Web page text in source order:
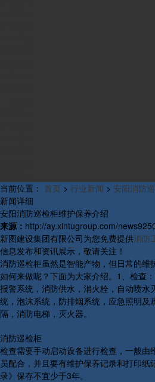
当前位置： 首页 > 行业新闻 > 安阳消防
新闻详细
安阳消防巡检柜维护保养介绍
来源： http://ay.xintugroup.com/
新图建设集团有限公司为您免费提供消防
信息发布和资讯展示，敬请关注！
消防巡检柜虽然是智能产物，但日常的维
如何来做呢？下面为大家介绍。1、检查
报警系统，消防供水，消火栓，自动喷水
统，泡沫系统，防排烟系统，应急照明及
隔，消防电梯，灭火器。
消防巡检柜
检查需要手动启动设备进行检查，一般由
员配合，并且要有维护保养记录和打印
录》保存不宜少于3年。